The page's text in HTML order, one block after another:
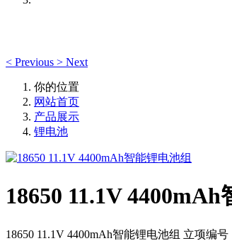
< Previous > Next
你的位置
网站首页
产品展示
锂电池
18650 11.1V
18650 11.1V 4400mAh智能锂电池组 立项编